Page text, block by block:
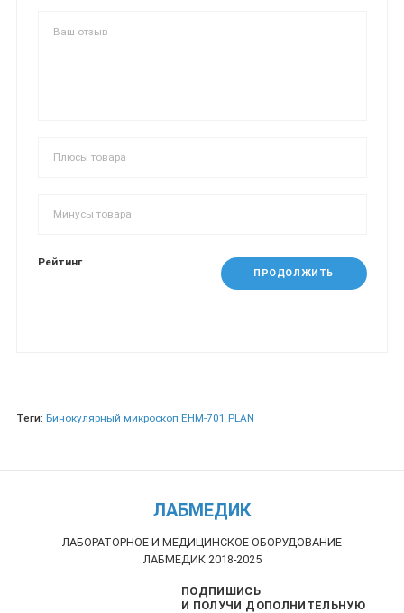
Рейтинг
ПРОДОЛЖИТЬ
Теги: Бинокулярный микроскоп EHM-701 PLAN
ЛАБМЕДИК
ЛАБОРАТОРНОЕ И МЕДИЦИНСКОЕ ОБОРУДОВАНИЕ
ЛАБМЕДИК 2018-2025
ПОДПИШИСЬ
И ПОЛУЧИ ДОПОЛНИТЕЛЬНУЮ